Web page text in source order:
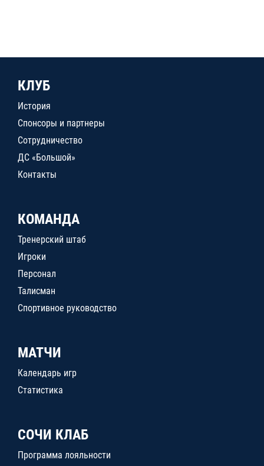
КЛУБ
История
Спонсоры и партнеры
Сотрудничество
ДС «Большой»
Контакты
КОМАНДА
Тренерский штаб
Игроки
Персонал
Талисман
Спортивное руководство
МАТЧИ
Календарь игр
Статистика
СОЧИ КЛАБ
Программа лояльности